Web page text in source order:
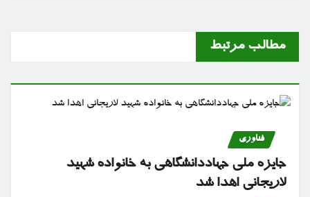
مطالب مرتبط
فناوری
جایزه ملی جهاددانشگاهی به خانواده شهید
لاریجانی اهدا شد